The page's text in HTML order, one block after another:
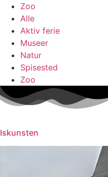
Zoo
Alle
Aktiv ferie
Museer
Natur
Spisested
Zoo
Iskunsten